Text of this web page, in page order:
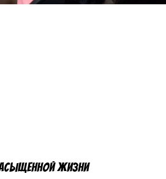
жизни